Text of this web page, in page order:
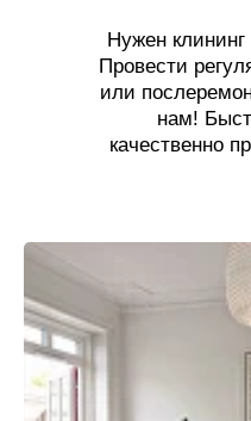
Нужен
Провести
или
нам!
качественно